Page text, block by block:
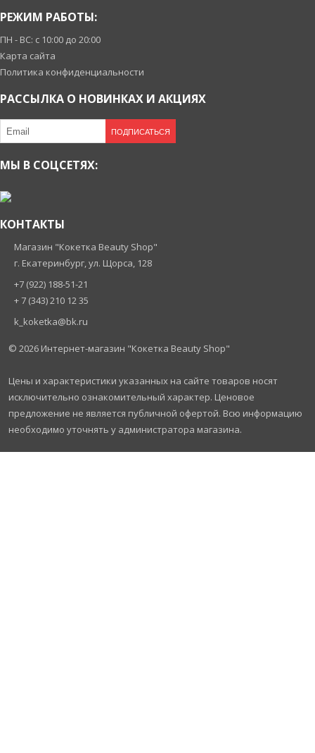
РЕЖИМ РАБОТЫ:
ПН - ВС: с 10:00 до 20:00
Карта сайта
Политика конфиденциальности
РАССЫЛКА О НОВИНКАХ И АКЦИЯХ
ПОДПИСАТЬСЯ
МЫ В СОЦСЕТЯХ:
КОНТАКТЫ
Магазин "Кокетка Beauty Shop"
г. Екатеринбург, ул. Щорса, 128
+7 (922) 188-51-21
+ 7 (343) 210 12 35
k_koketka@bk.ru
© 2026 Интернет-магазин "Кокетка Beauty Shop"
Цены и характеристики указанных на сайте товаров носят
исключительно ознакомительный характер. Ценовое
предложение не является публичной офертой. Всю информацию
необходимо уточнять у администратора магазина.